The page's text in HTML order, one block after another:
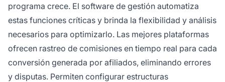
programa crece. El software de gestión automatiza
estas funciones críticas y brinda la flexibilidad y análisis
necesarios para optimizarlo. Las mejores plataformas
ofrecen rastreo de comisiones en tiempo real para cada
conversión generada por afiliados, eliminando errores
y disputas. Permiten configurar estructuras